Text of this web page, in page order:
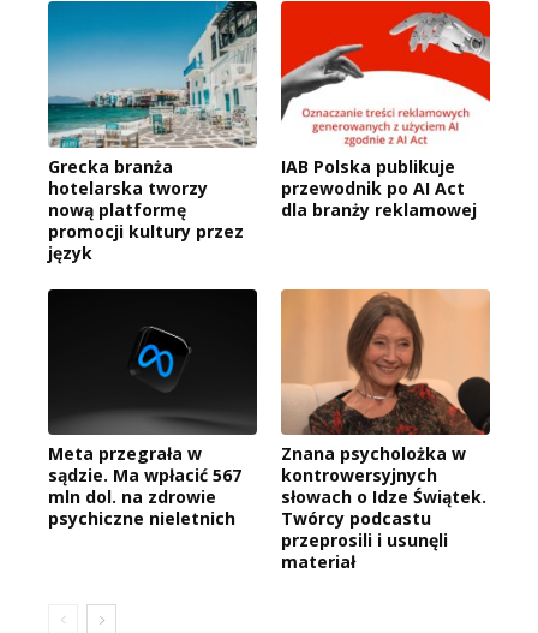
Grecka branża
hotelarska tworzy
nową platformę
promocji kultury przez
język
IAB Polska publikuje
przewodnik po AI Act
dla branży reklamowej
Meta przegrała w
sądzie. Ma wpłacić 567
mln dol. na zdrowie
psychiczne nieletnich
Znana psycholożka w
kontrowersyjnych
słowach o Idze Świątek.
Twórcy podcastu
przeprosili i usunęli
materiał